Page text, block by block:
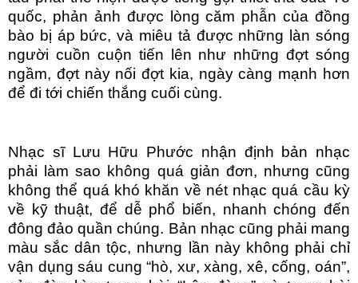
quốc, phản ảnh được lòng căm phẫn của đồng
bào bị áp bức, và miêu tả được những làn sóng
người cuồn cuộn tiến lên như những đợt sóng
ngầm, đợt này nối đợt kia, ngày càng mạnh hơn
để đi tới chiến thắng cuối cùng.
Nhạc sĩ Lưu Hữu Phước nhận định bản nhạc
phải làm sao không quá giản đơn, nhưng cũng
không thể quá khó khăn về nét nhạc quá cầu kỳ
về kỹ thuật, để dễ phổ biến, nhanh chóng đến
đông đảo quần chúng. Bản nhạc cũng phải mang
màu sắc dân tộc, nhưng lần này không phải chỉ
vận dụng sáu cung “hò, xư, xàng, xê, cống, oán”,